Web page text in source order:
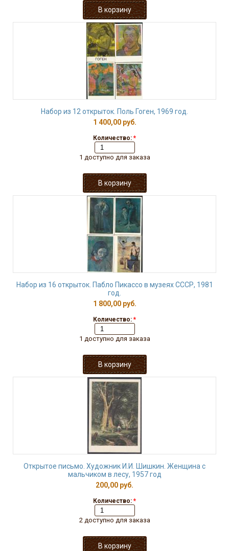
Набор из 12 открыток. Поль Гоген, 1969 год.
1 400,00 руб.
Количество: *
1 доступно для заказа
Набор из 16 открыток. Пабло Пикассо в музеях СССР, 1981
год.
1 800,00 руб.
Количество: *
1 доступно для заказа
Открытое письмо. Художник И.И. Шишкин. Женщина с
мальчиком в лесу, 1957 год
200,00 руб.
Количество: *
2 доступно для заказа